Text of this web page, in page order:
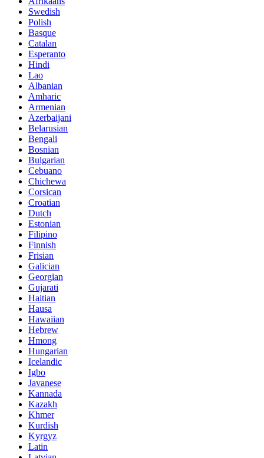
Swedish
Polish
Basque
Catalan
Esperanto
Hindi
Lao
Albanian
Amharic
Armenian
Azerbaijani
Belarusian
Bengali
Bosnian
Bulgarian
Cebuano
Chichewa
Corsican
Croatian
Dutch
Estonian
Filipino
Finnish
Frisian
Galician
Georgian
Gujarati
Haitian
Hausa
Hawaiian
Hebrew
Hmong
Hungarian
Icelandic
Igbo
Javanese
Kannada
Kazakh
Khmer
Kurdish
Kyrgyz
Latin